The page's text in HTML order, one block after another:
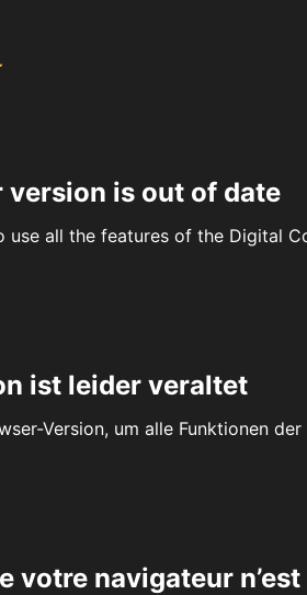
version is out of date
use all the features of the Digital
ist leider veraltet
Version, um alle Funktionen
votre navigateur